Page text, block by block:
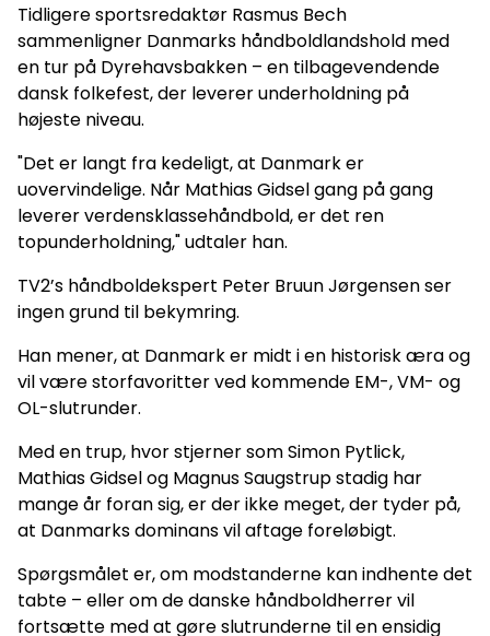
Tidligere sportsredaktør Rasmus Bech
sammenligner Danmarks håndboldlandshold med
en tur på Dyrehavsbakken – en tilbagevendende
dansk folkefest, der leverer underholdning på
højeste niveau.
"Det er langt fra kedeligt, at Danmark er
uovervindelige. Når Mathias Gidsel gang på gang
leverer verdensklassehåndbold, er det ren
topunderholdning," udtaler han.
TV2’s håndboldekspert Peter Bruun Jørgensen ser
ingen grund til bekymring.
Han mener, at Danmark er midt i en historisk æra og
vil være storfavoritter ved kommende EM-, VM- og
OL-slutrunder.
Med en trup, hvor stjerner som Simon Pytlick,
Mathias Gidsel og Magnus Saugstrup stadig har
mange år foran sig, er der ikke meget, der tyder på,
at Danmarks dominans vil aftage foreløbigt.
Spørgsmålet er, om modstanderne kan indhente det
tabte – eller om de danske håndboldherrer vil
fortsætte med at gøre slutrunderne til en ensidig